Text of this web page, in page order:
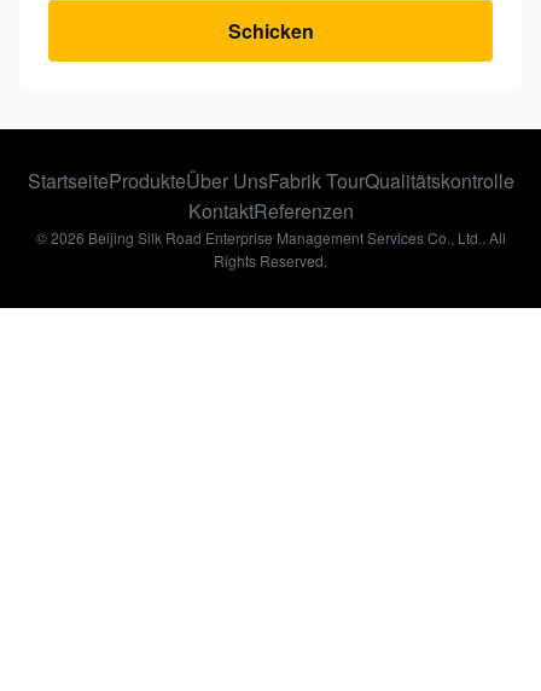
Schicken
StartseiteProdukteÜber UnsFabrik TourQualitätskontrolle
KontaktReferenzen
© 2026 Beijing Silk Road Enterprise Management Services Co., Ltd.. All
Rights Reserved.